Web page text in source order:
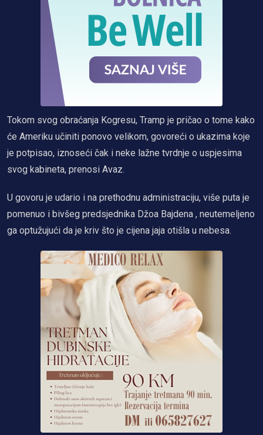
Tokom svog obraćanja Kogresu, Tramp je pričao o tome kako
će Ameriku učiniti ponovo velikom, govoreći o ukazima koje
je potpisao, iznoseći čak i neke lažne tvrdnje o uspjesima
svog kabineta, prenosi Avaz.
U govoru je udario i na prethodnu administraciju, više puta je
pomenuo i bivšeg predsjednika Džoa Bajdena , neutemeljeno
ga optužujući da je kriv što je cijena jaja otišla u nebesa.